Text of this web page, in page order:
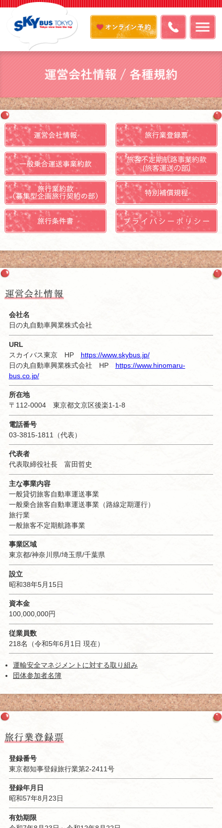
会社名
日の丸自動車興業株式会社
URL
スカイバス東京 HP https://www.skybus.jp/
日の丸自動車興業株式会社 HP https://www.hinomaru-
bus.co.jp/
所在地
〒112-0004 東京都文京区後楽1-1-8
電話番号
03-3815-1811
（代表）
代表者
代表取締役社長 富田哲史
主な事業内容
一般貸切旅客自動車運送事業
一般乗合旅客自動車運送事業（路線定期運行）
旅行業
一般旅客不定期航路事業
事業区域
東京都/神奈川県/埼玉県/千葉県
設立
昭和38年5月15日
資本金
100,000,000円
従業員数
218名（令和5年6月1日 現在）
運輸安全マネジメントに対する取り組み
団体参加者名簿
登録番号
東京都知事登録旅行業第2-2411号
登録年月日
昭和57年8月23日
有効期限